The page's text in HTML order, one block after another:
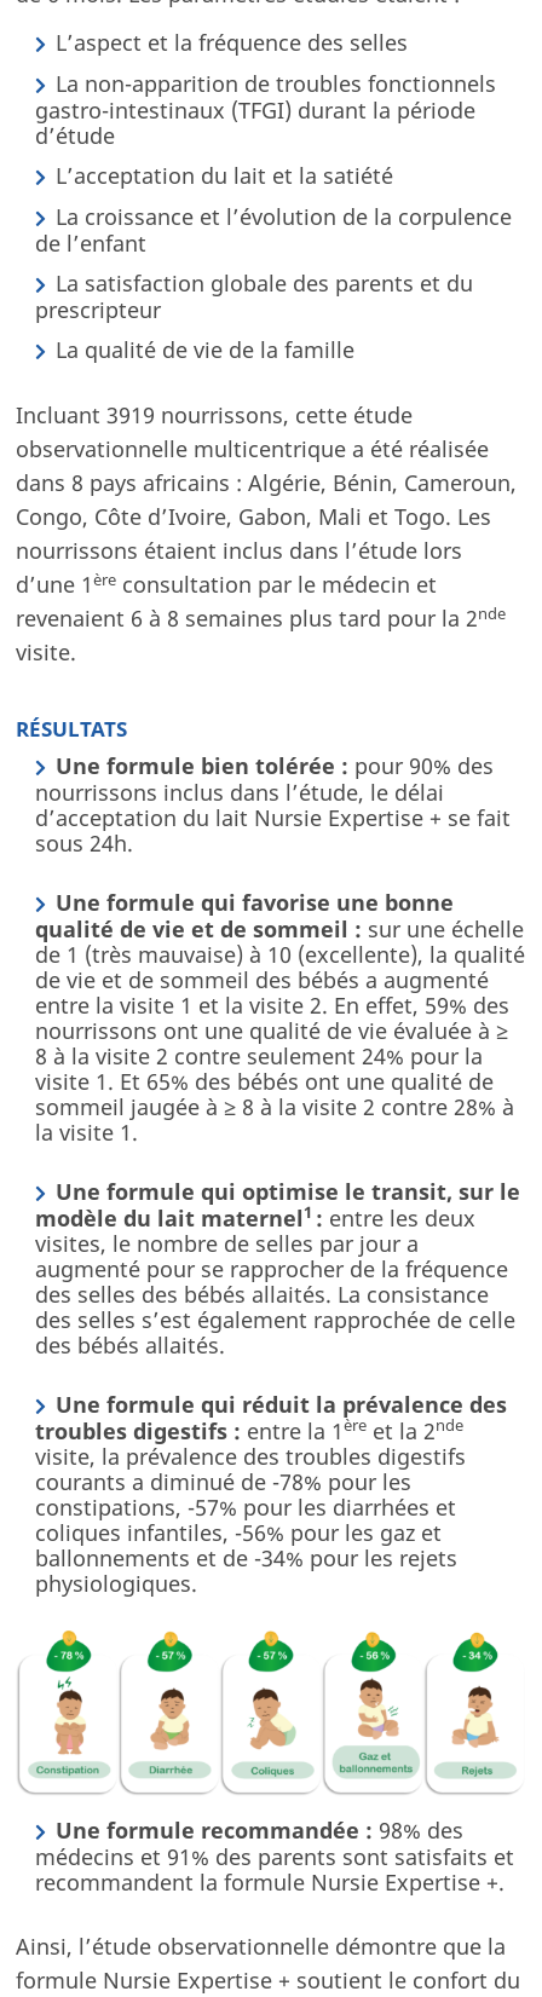
L’aspect et la fréquence des selles
La non-apparition de troubles fonctionnels
gastro-intestinaux (TFGI) durant la période
d’étude
L’acceptation du lait et la satiété
La croissance et l’évolution de la corpulence
de l’enfant
La satisfaction globale des parents et du
prescripteur
La qualité de vie de la famille
Incluant 3919 nourrissons, cette étude
observationnelle multicentrique a été réalisée
dans 8 pays africains : Algérie, Bénin, Cameroun,
Congo, Côte d’Ivoire, Gabon, Mali et Togo. Les
nourrissons étaient inclus dans l’étude lors
d’une 1ère consultation par le médecin et
revenaient 6 à 8 semaines plus tard pour la 2nde
visite.
RÉSULTATS
Une formule bien tolérée : pour 90% des
nourrissons inclus dans l’étude, le délai
d’acceptation du lait Nursie Expertise + se fait
sous 24h.
Une formule qui favorise une bonne
qualité de vie et de sommeil : sur une échelle
de 1 (très mauvaise) à 10 (excellente), la qualité
de vie et de sommeil des bébés a augmenté
entre la visite 1 et la visite 2. En effet, 59% des
nourrissons ont une qualité de vie évaluée à ≥
8 à la visite 2 contre seulement 24% pour la
visite 1. Et 65% des bébés ont une qualité de
sommeil jaugée à ≥ 8 à la visite 2 contre 28% à
la visite 1.
Une formule qui optimise le transit, sur le
modèle du lait maternel1 : entre les deux
visites, le nombre de selles par jour a
augmenté pour se rapprocher de la fréquence
des selles des bébés allaités. La consistance
des selles s’est également rapprochée de celle
des bébés allaités.
Une formule qui réduit la prévalence des
troubles digestifs : entre la 1ère et la 2nde
visite, la prévalence des troubles digestifs
courants a diminué de -78% pour les
constipations, -57% pour les diarrhées et
coliques infantiles, -56% pour les gaz et
ballonnements et de -34% pour les rejets
physiologiques.
Une formule recommandée : 98% des
médecins et 91% des parents sont satisfaits et
recommandent la formule Nursie Expertise +.
Ainsi, l’étude observationnelle démontre que la
formule Nursie Expertise + soutient le confort du